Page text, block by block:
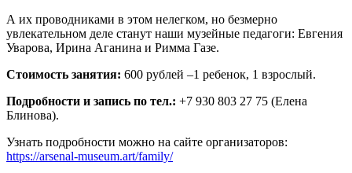
А их проводниками в этом нелегком, но безмерно
увлекательном деле станут наши музейные педагоги: Евгения
Уварова, Ирина Аганина и Римма Газе.
Стоимость занятия: 600 рублей –1 ребенок, 1 взрослый.
Подробности и запись по тел.: +7 930 803 27 75 (Елена
Блинова).
Узнать подробности можно на сайте организаторов:
https://arsenal-museum.art/family/